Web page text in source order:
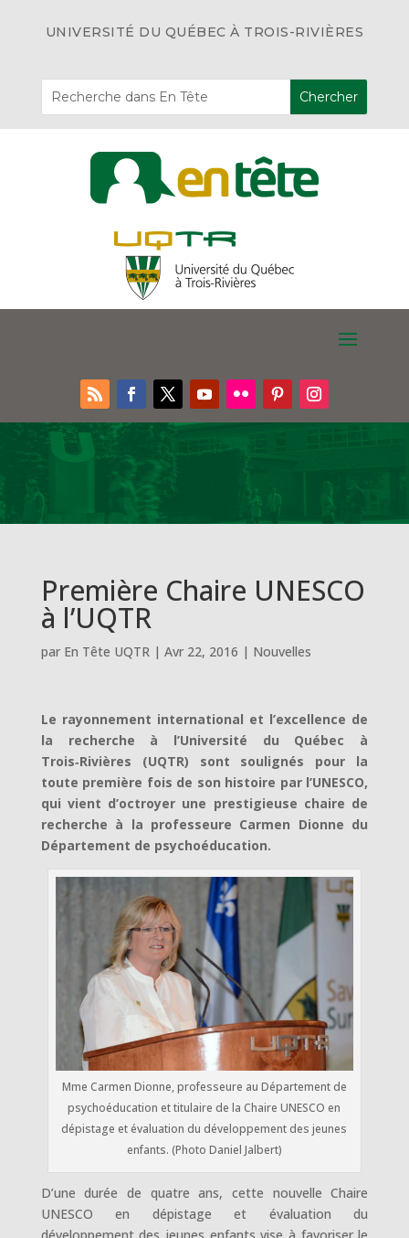
UNIVERSITÉ DU QUÉBEC À TROIS-RIVIÈRES
Première Chaire UNESCO
à l’UQTR
par En Tête UQTR| Avr 22, 2016 | Nouvelles
Le rayonnement international et l’excellence de
la recherche à l’Université du Québec à
Trois‑Rivières (UQTR) sont soulignés pour la
toute première fois de son histoire par l’UNESCO,
qui vient d’octroyer une prestigieuse chaire de
recherche à la professeure Carmen Dionne du
Département de psychoéducation.
Mme Carmen Dionne, professeure au Département de
psychoéducation et titulaire de la Chaire UNESCO en
dépistage et évaluation du développement des jeunes
enfants. (Photo Daniel Jalbert)
D’une durée de quatre ans, cette nouvelle Chaire
UNESCO en dépistage et évaluation du
développement des jeunes enfants vise à favoriser le